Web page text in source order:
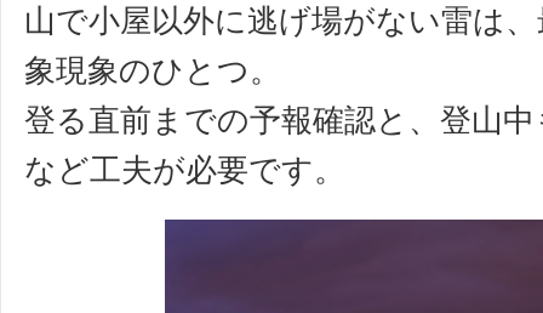
山で小屋以外に逃げ場がない雷は
象現象のひとつ。
登る直前までの予報確認と、登山
など工夫が必要です。